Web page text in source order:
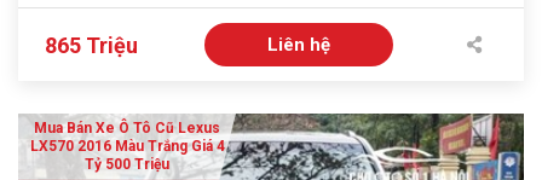
865 Triệu Liên hệ
Mua Bán Xe Ô Tô Cũ Lexus
LX570 2016 Màu Trắng Giá 4
Tỷ 500 Triệu